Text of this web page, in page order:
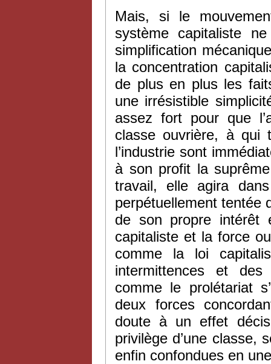
Mais, si le
système capitaliste
simplification
la concentration
de plus en plus les
une irrésistible
assez fort pour que
classe ouvrière, à qui
l’industrie sont
à son profit la
travail, elle agira
perpétuellement tentée
de son propre intérêt
capitaliste et la force
comme la loi
intermittences et
comme le prolétariat
deux forces
doute à un effet
privilège d’une classe,
enfin confondues en